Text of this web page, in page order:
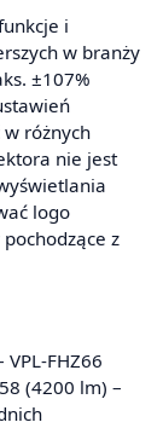
i
w branży
±107%
różnych
nie jest
logo
z
FHZ66
(4200 lm) –